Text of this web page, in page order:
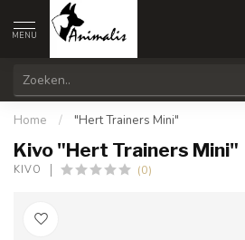
MENU
Home / "Hert Trainers Mini"
Kivo "Hert Trainers Mini"
KIVO (0)